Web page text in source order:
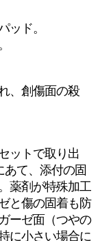
ッド。
、創傷面の殺
ットで取り出
あて、添付の固
薬剤が特殊加工
と傷の固着も防
ーゼ面（つやの
に小さい場合に